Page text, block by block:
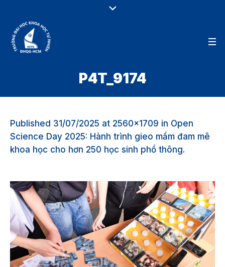
P4T_9174
Published 31/07/2025 at 2560×1709 in Open
Science Day 2025: Hành trình gieo mầm đam mê
khoa học cho hơn 250 học sinh phổ thông.